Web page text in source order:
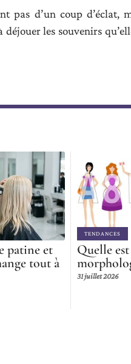
d’un coup d’éclat,
les souvenirs
patine et
tout à
TENDANCES
Quelle
31 juillet 2026